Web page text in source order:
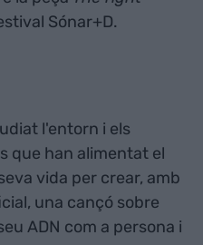
Sónar+D.
l'entorn i els
que han alimentat el
vida per crear, amb
una cançó sobre
ADN com a persona i